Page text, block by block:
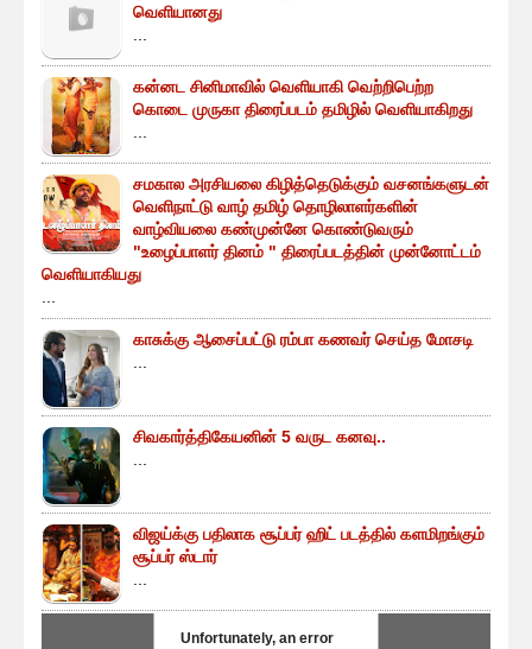
வெளியானது
கன்னட சினிமாவில் வெளியாகி வெற்றிபெற்ற
கொடை முருகா திரைப்படம் தமிழில் வெளியாகிறது
சமகால அரசியலை கிழித்தெடுக்கும் வசனங்களுடன்
வெளிநாட்டு வாழ் தமிழ் தொழிலாளர்களின்
வாழ்வியலை கண்முன்னே கொண்டுவரும்
"உழைப்பாளர் தினம் " திரைப்படத்தின் முன்னோட்டம்
வெளியாகியது
காசுக்கு ஆசைப்பட்டு ரம்பா கணவர் செய்த மோசடி
சிவகார்த்திகேயனின் 5 வருட கனவு..
விஜய்க்கு பதிலாக சூப்பர் ஹிட் படத்தில் களமிறங்கும்
சூப்பர் ஸ்டார்
Unfortunately, an error